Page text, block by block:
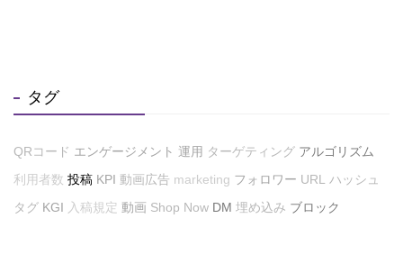
タグ
QRコード エンゲージメント 運用 ターゲティング アルゴリズム
利用者数 投稿 KPI 動画広告 marketing フォロワー URL ハッシュ
タグ KGI 入稿規定 動画 Shop Now DM 埋め込み ブロック